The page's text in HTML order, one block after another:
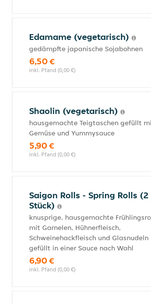
Edamame (vegetarisch)
gedämpfte japanische Sojabohnen
6,50 €
inkl. Pfand (0,00 €)
Shaolin (vegetarisch)
hausgemachte Teigtaschen gefüllt
Gemüse und Yummysauce
5,90 €
inkl. Pfand (0,00 €)
Saigon Rolls - Spring Rolls (2
Stück)
knusprige, hausgemachte
mit Garnelen, Hühnerfleisch,
Schweinehackfleisch und Glasnudeln
gefüllt in einer Sauce nach Wahl
6,90 €
inkl. Pfand (0,00 €)